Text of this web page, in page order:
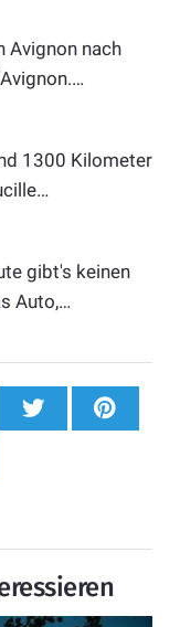
Avignon nach
1300 Kilometer
gibt's keinen
Auto,…